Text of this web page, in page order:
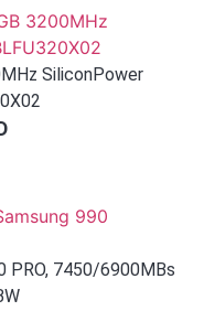
SiliconPower
PRO, 7450/6900MBs